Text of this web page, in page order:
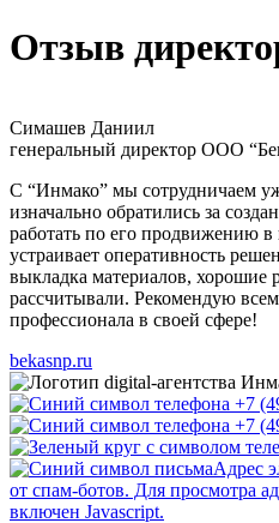
Отзыв
Симашев Даниил
генеральный директор ООО
С “Инмако” мы сотрудничаем
изначально обратились за
работать по его продвижению в
устраивает оперативность
выкладка материалов, хорошие
рассчитывали. Рекомендую
профессионала в своей сфере!
bekasnp.ru
+7
+7
Адрес
от спам-ботов. Для просмотра
включен Javascript.